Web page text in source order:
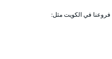
في الكويت مثل: